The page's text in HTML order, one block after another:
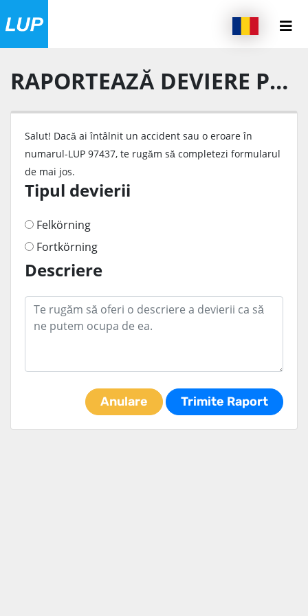
RAPORTEAZĂ DEVIERE PENTRU NUMARUL-LUP
Salut! Dacă ai întâlnit un accident sau o eroare în
numarul-LUP 97437, te rugăm să completezi formularul
de mai jos.
Tipul devierii
Felkörning
Fortkörning
Descriere
Anulare Trimite Raport